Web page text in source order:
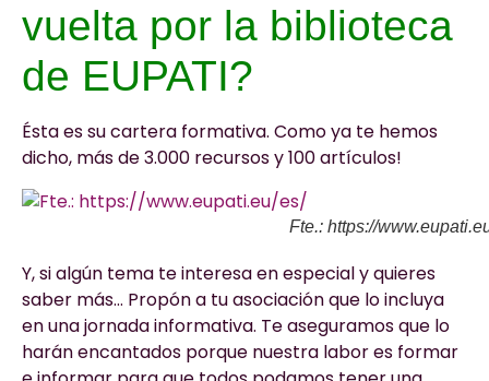
vuelta por la biblioteca
de EUPATI?
Ésta es su cartera formativa. Como ya te hemos
dicho, más de 3.000 recursos y 100 artículos!
Fte.: https://
Y, si algún tema te interesa en especial y quieres
saber más… Propón a tu asociación que lo incluya
en una jornada informativa. Te aseguramos que lo
harán encantados porque nuestra labor es formar